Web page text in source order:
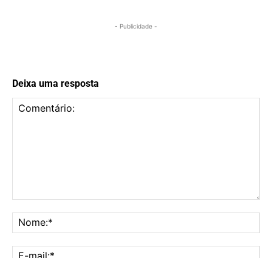
- Publicidade -
Deixa uma resposta